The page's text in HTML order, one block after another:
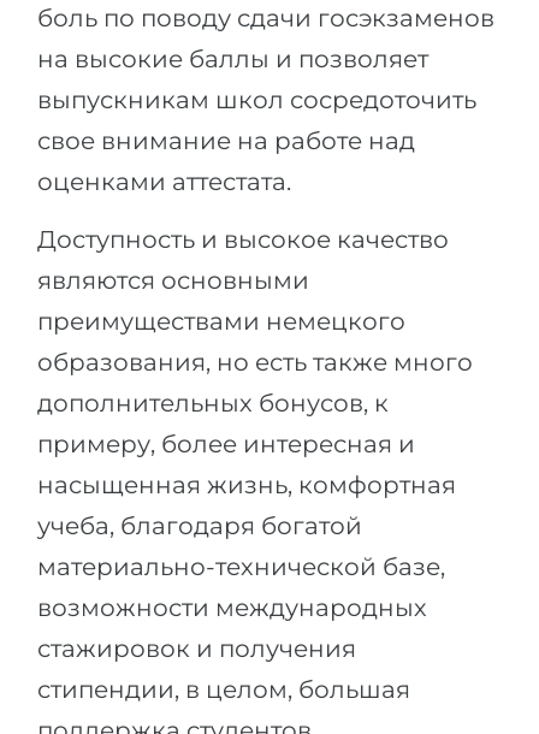
боль по поводу сдачи госэкзаменов
на высокие баллы и позволяет
выпускникам школ сосредоточить
свое внимание на работе над
оценками аттестата.
Доступность и высокое качество
являются основными
преимуществами немецкого
образования, но есть также много
дополнительных бонусов, к
примеру, более интересная и
насыщенная жизнь, комфортная
учеба, благодаря богатой
материально-технической базе,
возможности международных
стажировок и получения
стипендии, в целом, большая